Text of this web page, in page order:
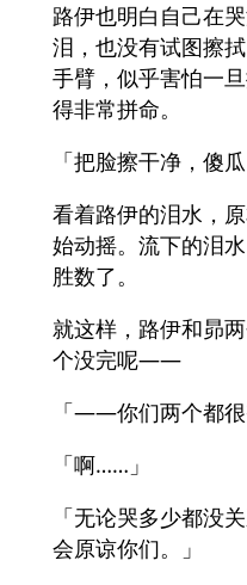
路伊也明白自己在
泪，也没有试图擦
手臂，似乎害怕一
得非常拼命。
「把脸擦干净，傻
看着路伊的泪水，
始动摇。流下的泪
胜数了。
就这样，路伊和昴
个没完呢——
「——你们两个都很
「啊……」
「无论哭多少都没
会原谅你们。」